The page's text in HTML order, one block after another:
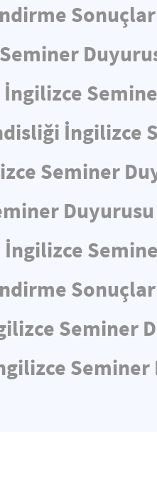
İngilizce
Seminer
Duyurusu
Seminer
Seminer